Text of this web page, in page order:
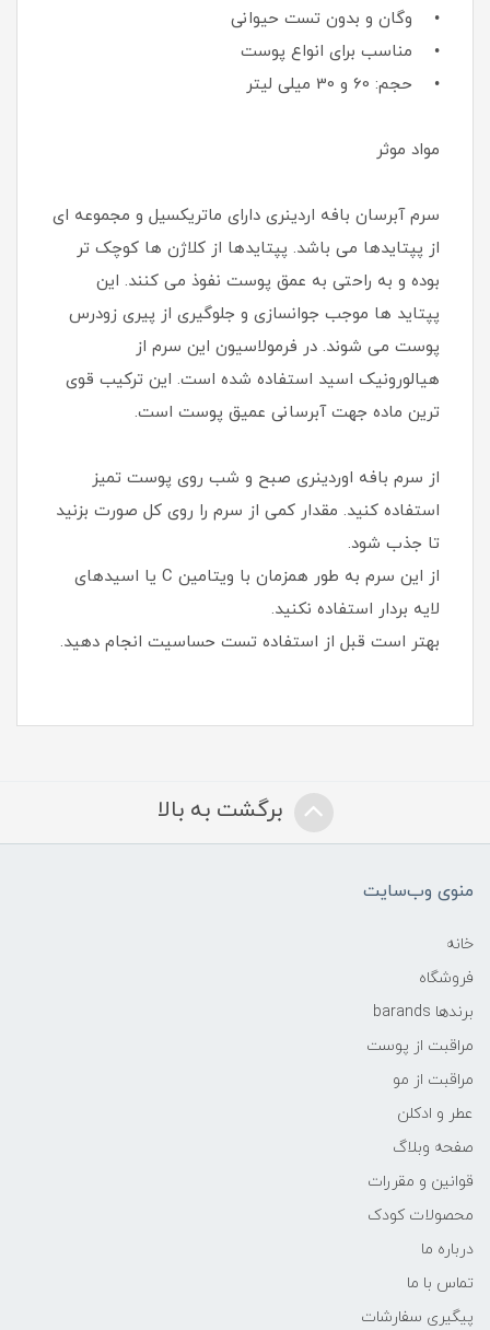
• وگان و بدون تست حیوانی
• مناسب برای انواع پوست
• حجم: 60 و 30 میلی لیتر
مواد موثر
سرم آبرسان بافه اردینری دارای ماتریکسیل و مجموعه ای
از پپتایدها می باشد. پپتایدها از کلاژن ها کوچک تر
بوده و به راحتی به عمق پوست نفوذ می کنند. این
پپتاید ها موجب جوانسازی و جلوگیری از پیری زودرس
پوست می شوند. در فرمولاسیون این سرم از
هیالورونیک اسید استفاده شده است. این ترکیب قوی
ترین ماده جهت آبرسانی عمیق پوست است.
از سرم بافه اوردینری صبح و شب روی پوست تمیز
استفاده کنید. مقدار کمی از سرم را روی کل صورت بزنید
تا جذب شود.
از این سرم به طور همزمان با ویتامین C یا اسیدهای
لایه بردار استفاده نکنید.
بهتر است قبل از استفاده تست حساسیت انجام دهید.
برگشت به بالا
منوی وب‌سایت
خانه
فروشگاه
برندها barands
مراقبت از پوست
مراقبت از مو
عطر و ادکلن
صفحه وبلاگ
قوانین و مقررات
محصولات کودک
درباره ما
تماس با ما
پیگیری سفارشات